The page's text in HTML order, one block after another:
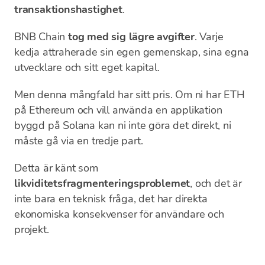
transaktionshastighet.
BNB Chain tog med sig lägre avgifter. Varje
kedja attraherade sin egen gemenskap, sina egna
utvecklare och sitt eget kapital.
Men denna mångfald har sitt pris. Om ni har ETH
på Ethereum och vill använda en applikation
byggd på Solana kan ni inte göra det direkt, ni
måste gå via en tredje part.
Detta är känt som
likviditetsfragmenteringsproblemet, och det är
inte bara en teknisk fråga, det har direkta
ekonomiska konsekvenser för användare och
projekt.